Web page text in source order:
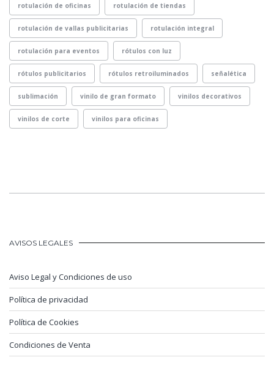
rotulación de oficinas rotulación de tiendas
rotulación de vallas publicitarias rotulación integral
rotulación para eventos rótulos con luz
rótulos publicitarios rótulos retroiluminados señalética
sublimación vinilo de gran formato vinilos decorativos
vinilos de corte vinilos para oficinas
AVISOS LEGALES
Aviso Legal y Condiciones de uso
Política de privacidad
Política de Cookies
Condiciones de Venta